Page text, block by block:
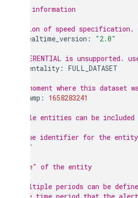
# header information
# version of speed
gtfs_realtime_version : "2.0"
# DIFFERENTIAL is unsupported.
incrementality : FULL_DATASET
# the moment where this dataset
timestamp :
1658283241
# multiple entities can be
# unique identifier for the
"0"
# "type" of the entity
{
# multiple periods can be